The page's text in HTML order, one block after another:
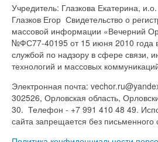
Учредитель: Глазкова Екатерина,
Глазков Егор Свидетельство о
массовой информации «Вечерний
№ФС77-40195 от 15 июня 2010 года
службой по надзору в сфере связи,
технологий и массовых
Электронная почта:
302526, Орловская область,
30. Телефон - +7 991 410 48 49.
сайта запрещается без письменного